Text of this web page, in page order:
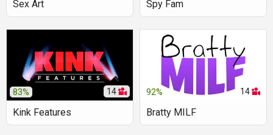
Sex Art Spy Fam
83% 14
Kink Features
92% 14
Bratty MILF